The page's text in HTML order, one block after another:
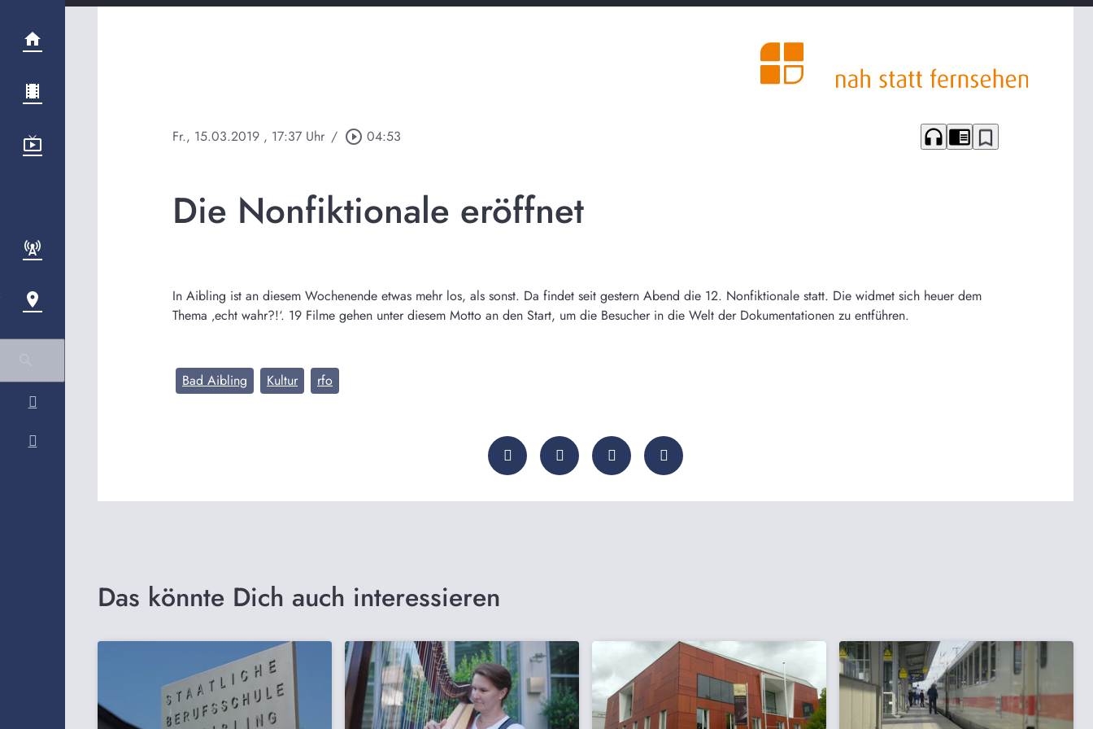
Fr., 15.03.2019 , 17:37 Uhr / play_circle_outline 04:53 headphones chrome_reader_mode bookmark_border
Die Nonfiktionale eröffnet
In Aibling ist an diesem Wochenende etwas mehr los, als sonst. Da findet seit gestern Abend die 12. Nonfiktionale statt. Die widmet sich heuer dem
Thema ‚echt wahr?!‘. 19 Filme gehen unter diesem Motto an den Start, um die Besucher in die Welt der Dokumentationen zu entführen.
Bad Aibling Kultur rfo
Das könnte Dich auch interessieren